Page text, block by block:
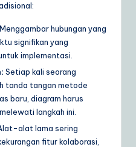
Menggambar hubungan yang
signifikan yang
implementasi.
Setiap kali seorang
tanda tangan metode
baru, diagram harus
langkah ini.
alat lama sering
fitur kolaborasi,